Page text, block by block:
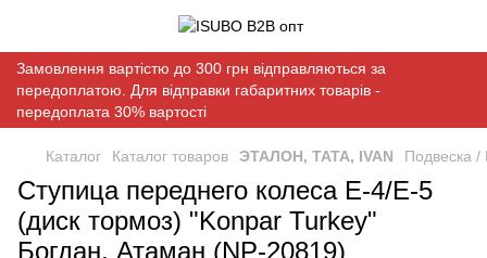
Замовлення вартістю до 300 грн відправляються за
передоплатою. Для відправки габаритних товарів -
передоплата 30% вартості
Каталог Каталог товаров ЭТАЛОН, ТАТА, IVAN Подвеска /
Ступица переднего колеса E-4/Е-5
(диск тормоз) "Konpar Turkey"
Богдан, Атаман (NP-20819)